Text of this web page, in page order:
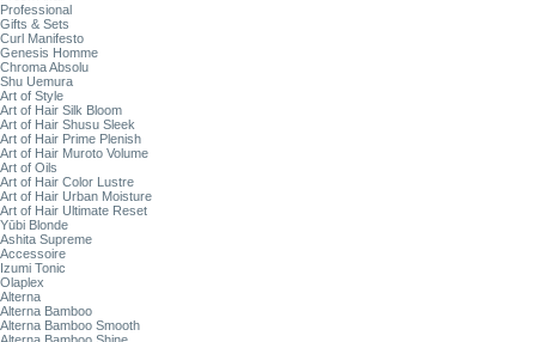
Professional
Gifts & Sets
Curl Manifesto
Genesis Homme
Chroma Absolu
Shu Uemura
Art of Style
Art of Hair Silk Bloom
Art of Hair Shusu Sleek
Art of Hair Prime Plenish
Art of Hair Muroto Volume
Art of Oils
Art of Hair Color Lustre
Art of Hair Urban Moisture
Art of Hair Ultimate Reset
Yūbi Blonde
Ashita Supreme
Accessoire
Izumi Tonic
Olaplex
Alterna
Alterna Bamboo
Alterna Bamboo Smooth